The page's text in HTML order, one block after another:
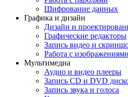
Шифрование данных
Графика и дизайн
Дизайн и
Графические редакторы
Запись видео и
Работа с изображениями
Мультимедиа
Аудио и видео плееры
Запись CD и DVD
Запись звука и голоса